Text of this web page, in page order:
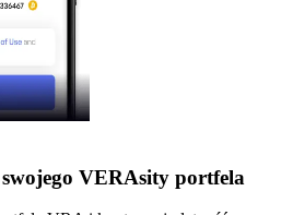
swojego VERAsity portfela